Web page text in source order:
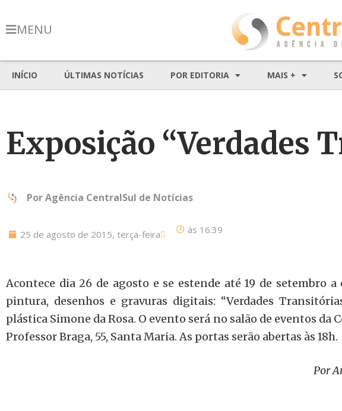
MENU
INÍCIO ÚLTIMAS NOTÍCIAS POR EDITORIA MAIS +
Exposição “Verdades
PorAgência CentralSul de Notícias
25 de agosto de 2015, terça-feira às 16:39
Acontece dia 26 de agosto e se estende até 19 de setembro a
pintura, desenhos e gravuras digitais: “Verdades
plástica Simone da Rosa. O evento será no salão de eventos da
Professor Braga, 55, Santa Maria. As portas serão abertas às 18h.
Por